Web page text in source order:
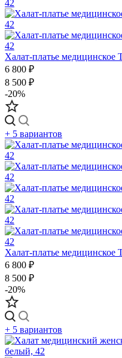
Халат-платье медицинское
6 800 ₽
8 500 ₽
-20%
+ 5 вариантов
Халат-платье медицинское
6 800 ₽
8 500 ₽
-20%
+ 5 вариантов